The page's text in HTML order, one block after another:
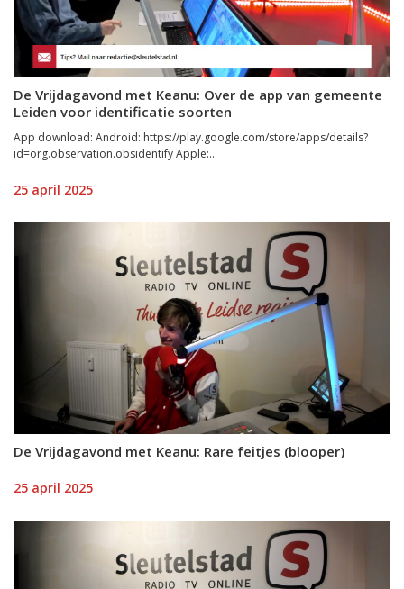
De Vrijdagavond met Keanu: Over de app van gemeente
Leiden voor identificatie soorten
App download: Android: https://play.google.com/store/apps/details?
id=org.observation.obsidentify Apple:...
25 april 2025
De Vrijdagavond met Keanu: Rare feitjes (blooper)
25 april 2025